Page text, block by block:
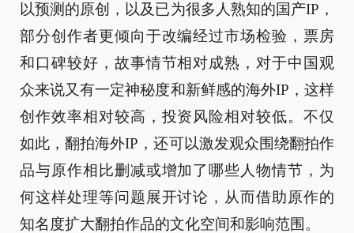
以预测的原创，以及已为很多人熟知的国产IP，
部分创作者更倾向于改编经过市场检验，票房
和口碑较好，故事情节相对成熟，对于中国观
众来说又有一定神秘度和新鲜感的海外IP，这样
创作效率相对较高，投资风险相对较低。不仅
如此，翻拍海外IP，还可以激发观众围绕翻拍作
品与原作相比删减或增加了哪些人物情节，为
何这样处理等问题展开讨论，从而借助原作的
知名度扩大翻拍作品的文化空间和影响范围。